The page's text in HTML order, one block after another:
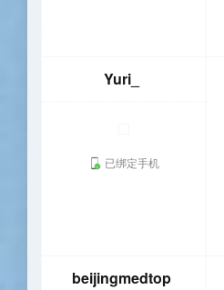
Yuri_
已绑定手机
beijingmedtop